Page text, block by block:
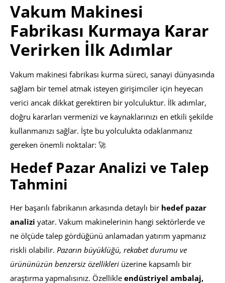
Vakum Makinesi
Fabrikası Kurmaya Karar
Verirken İlk Adımlar
Vakum makinesi fabrikası kurma süreci, sanayi dünyasında
sağlam bir temel atmak isteyen girişimciler için heyecan
verici ancak dikkat gerektiren bir yolculuktur. İlk adımlar,
doğru kararları vermenizi ve kaynaklarınızı en etkili şekilde
kullanmanızı sağlar. İşte bu yolculukta odaklanmanız
gereken önemli noktalar: 🚀
Hedef Pazar Analizi ve Talep
Tahmini
Her başarılı fabrikanın arkasında detaylı bir hedef pazar
analizi yatar. Vakum makinelerinin hangi sektörlerde ve
ne ölçüde talep gördüğünü anlamadan yatırım yapmanız
riskli olabilir. Pazarın büyüklüğü, rekabet durumu ve
ürününüzün benzersiz özellikleri üzerine kapsamlı bir
araştırma yapmalısınız. Özellikle endüstriyel ambalaj,